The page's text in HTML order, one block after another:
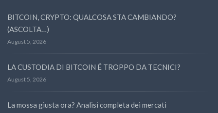
BITCOIN, CRYPTO: QUALCOSA STA CAMBIANDO?
(ASCOLTA…)
August 5, 2026
LA CUSTODIA DI BITCOIN É TROPPO DA TECNICI?
August 5, 2026
La mossa giusta ora? Analisi completa dei mercati